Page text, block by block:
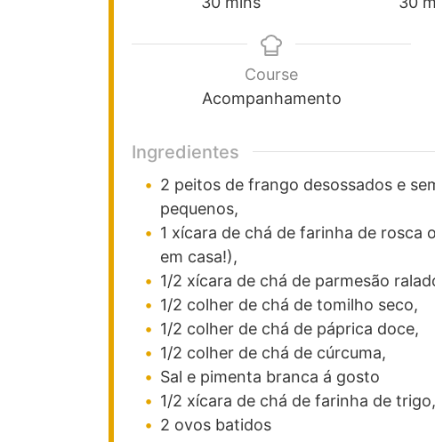
Course
Acompanhamento
Ingredientes
2 peitos de frango desossados ​​e
pequenos,
1 xícara de chá de farinha de rosca
em casa!),
1/2 xícara de chá de parmesão
1/2 colher de chá de tomilho seco,
1/2 colher de chá de páprica doce,
1/2 colher de chá de cúrcuma,
Sal e pimenta branca á gosto
1/2 xícara de chá de farinha de trigo,
2 ovos batidos